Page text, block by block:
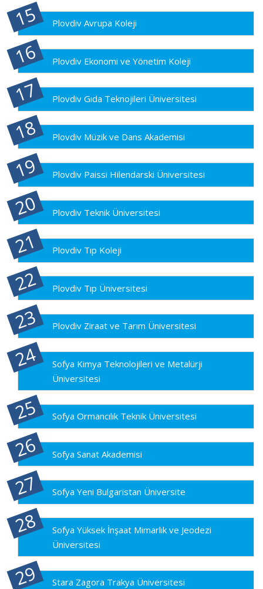
Plovdiv Avrupa Koleji
Plovdiv Ekonomi ve Yönetim Koleji
Plovdiv Gıda Teknojileri Üniversitesi
Plovdiv Müzik ve Dans Akademisi
Plovdiv Paissi Hilendarski Üniversitesi
Plovdiv Teknik Üniversitesi
Plovdiv Tıp Koleji
Plovdiv Tıp Üniversitesi
Plovdiv Ziraat ve Tarım Üniversitesi
Sofya Kimya Teknolojileri ve Metalürji
Üniversitesi
Sofya Ormancılık Teknik Üniversitesi
Sofya Sanat Akademisi
Sofya Yeni Bulgaristan Üniversite
Sofya Yüksek İnşaat Mimarlık ve Jeodezi
Üniversitesi
Stara Zagora Trakya Üniversitesi